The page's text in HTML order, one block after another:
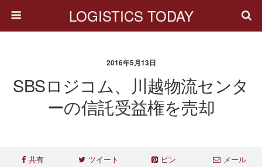
LOGISTICS TODAY
2016年5月13日
SBSロジコム、川越物流センタ
ーの信託受益権を売却
共有 ツイート ピン メール